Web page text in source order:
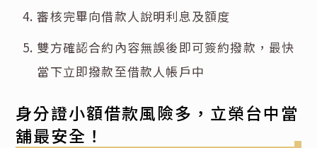
審核完畢向借款人說明利息及額度
雙方確認合約內容無誤後即可簽約撥款，最快
當下立即撥款至借款人帳戶中
身分證小額借款風險多，立榮台中當
舖最安全！